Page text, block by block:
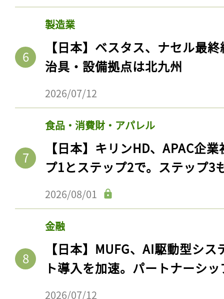
製造業
【日本】ベスタス、ナセル最
治具・設備拠点は北九州
2026/07/12
食品・消費財・アパレル
【日本】キリンHD、APAC企
プ1とステップ2で。ステップ3
2026/08/01
金融
【日本】MUFG、AI駆動型シ
ト導入を加速。パートナーシ
2026/07/12
記事をお気に入りに
ログインが必
ログイン